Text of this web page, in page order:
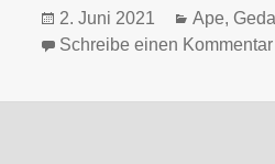
Veröffentlicht
am
2. Juni 2021 Ape,
Schreibe einen Kommentar